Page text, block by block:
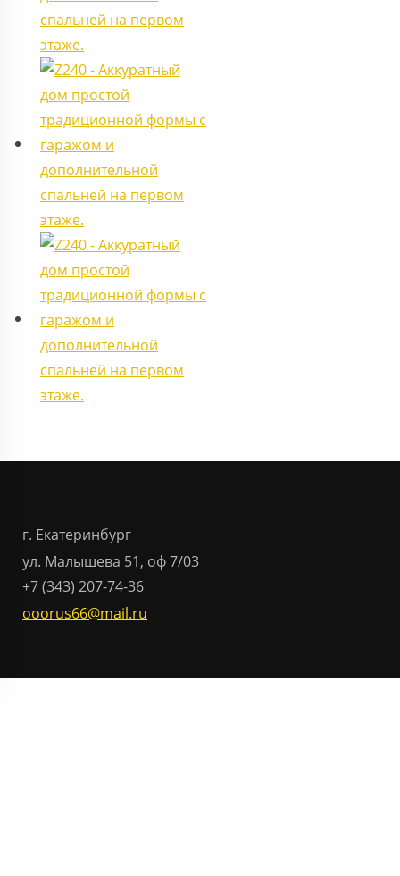
г. Екатеринбург
ул. Малышева 51, оф 7/03
+7 (343) 207-74-36
ooorus66@mail.ru